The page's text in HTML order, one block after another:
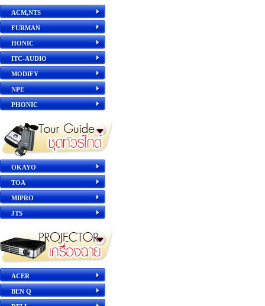
ACM,NTS
FURMAN
HONIC
ITC-AUDIO
MODIFY
NPE
PHONIC
OKAYO
TOA
MIPRO
JTS
ACER
BEN Q